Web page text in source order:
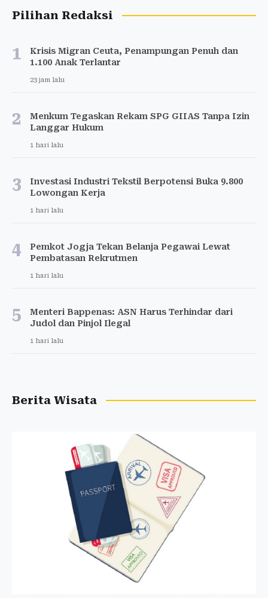
Pilihan Redaksi
1
Krisis Migran Ceuta, Penampungan Penuh dan
1.100 Anak Terlantar
23 jam lalu
2
Menkum Tegaskan Rekam SPG GIIAS Tanpa Izin
Langgar Hukum
1 hari lalu
3
Investasi Industri Tekstil Berpotensi Buka 9.800
Lowongan Kerja
1 hari lalu
4
Pemkot Jogja Tekan Belanja Pegawai Lewat
Pembatasan Rekrutmen
1 hari lalu
5
Menteri Bappenas: ASN Harus Terhindar dari
Judol dan Pinjol Ilegal
1 hari lalu
Berita Wisata